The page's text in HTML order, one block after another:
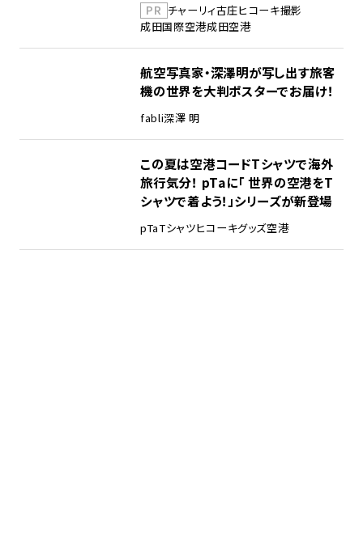
PR チャーリィ古庄ヒコーキ撮影
成田国際空港成田空港
航空写真家・深澤明が写し出す旅客
機の世界を大判ポスターでお届け！
fabli深澤 明
この夏は空港コードTシャツで海外
旅行気分！ pTaに「 世界の空港をT
シャツで着よう！」シリーズが新登場
pTaTシャツヒコーキグッズ空港